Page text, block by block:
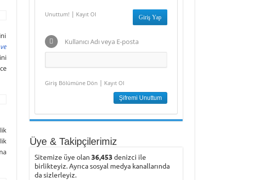
Unuttum! | Kayıt Ol
Kullanıcı Adı veya E-posta
Giriş Bölümüne Dön | Kayıt Ol
Üye & Takipçilerimiz
Sitemize üye olan 36,453 denizci ile
birlikteyiz. Ayrıca sosyal medya kanallarında
da sizlerleyiz.